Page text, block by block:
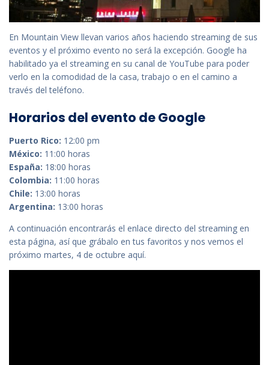
En Mountain View llevan varios años haciendo streaming de sus
eventos y el próximo evento no será la excepción. Google ha
habilitado ya el streaming en su canal de YouTube para poder
verlo en la comodidad de la casa, trabajo o en el camino a
través del teléfono.
Horarios del evento de Google
Puerto Rico: 12:00 pm
México: 11:00 horas
España: 18:00 horas
Colombia: 11:00 horas
Chile: 13:00 horas
Argentina: 13:00 horas
A continuación encontrarás el enlace directo del streaming en
esta página, así que grábalo en tus favoritos y nos vemos el
próximo martes, 4 de octubre aquí.